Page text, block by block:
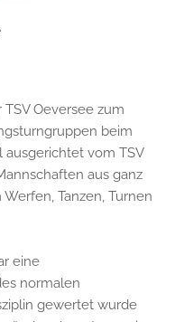
Oeversee zum
beim
ausgerichtet vom TSV
aus ganz
Tanzen, Turnen
eine
normalen
gewertet wurde